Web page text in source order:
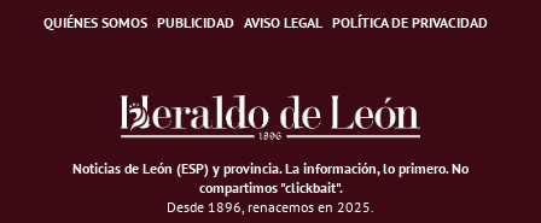
QUIÉNES SOMOS PUBLICIDAD AVISO LEGAL POLÍTICA DE PRIVACIDAD
Noticias de León (ESP) y provincia. La información, lo primero.No
compartimos "clickbait".
Desde 1896, renacemos en 2025.